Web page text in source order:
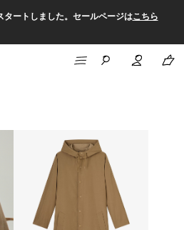
ートしました。セールページはこちら